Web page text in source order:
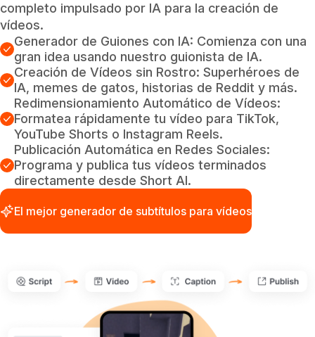
completo impulsado por IA para la creación de
vídeos.
Generador de Guiones con IA: Comienza con una
gran idea usando nuestro guionista de IA.
Creación de Vídeos sin Rostro: Superhéroes de
IA, memes de gatos, historias de Reddit y más.
Redimensionamiento Automático de Vídeos:
Formatea rápidamente tu vídeo para TikTok,
YouTube Shorts o Instagram Reels.
Publicación Automática en Redes Sociales:
Programa y publica tus vídeos terminados
directamente desde Short AI.
El mejor generador de subtítulos para vídeos